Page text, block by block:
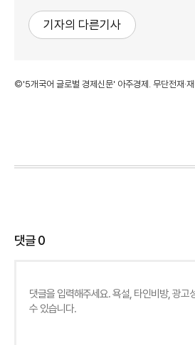
기자의 다른기사
©'5개국어 글로벌 경제신문' 아주경제. 무단전재·재
댓글0